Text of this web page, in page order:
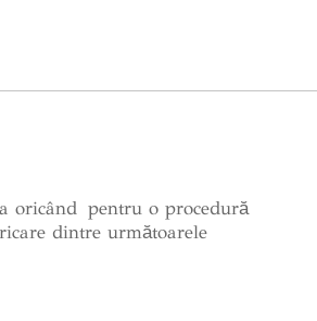
oricând pentru o procedură
dintre următoarele